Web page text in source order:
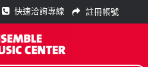
快速洽詢專線 註冊帳號